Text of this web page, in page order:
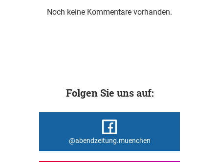
Noch keine Kommentare vorhanden.
Folgen Sie uns auf:
@abendzeitung.muenchen